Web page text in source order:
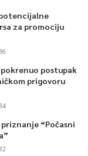
za promociju
postupak
prigovoru
“Počasni